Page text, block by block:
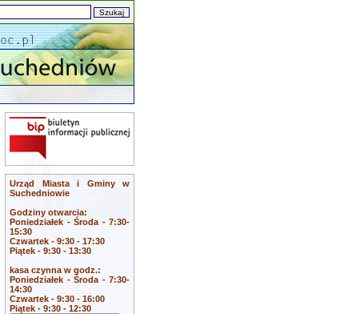
Urząd Miasta i Gminy w
Suchedniowie
Godziny otwarcia:
Poniedziałek - Środa - 7:30-
15:30
Czwartek - 9:30 - 17:30
Piątek - 9:30 - 13:30
kasa czynna w godz.:
Poniedziałek - Środa - 7:30-
14:30
Czwartek - 9:30 - 16:00
Piątek - 9:30 - 12:30